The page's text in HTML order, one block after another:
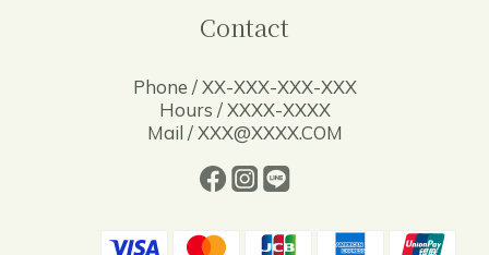
Contact
Phone / XX-XXX-XXX-XXX
Hours / XXXX-XXXX
Mail / XXX@XXXX.COM